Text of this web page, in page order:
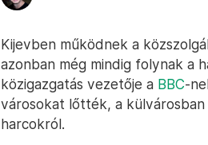
Kijevben működnek a
azonban még mindig folynak a
közigazgatás vezetője a BBC-
városokat lőtték, a
harcokról.